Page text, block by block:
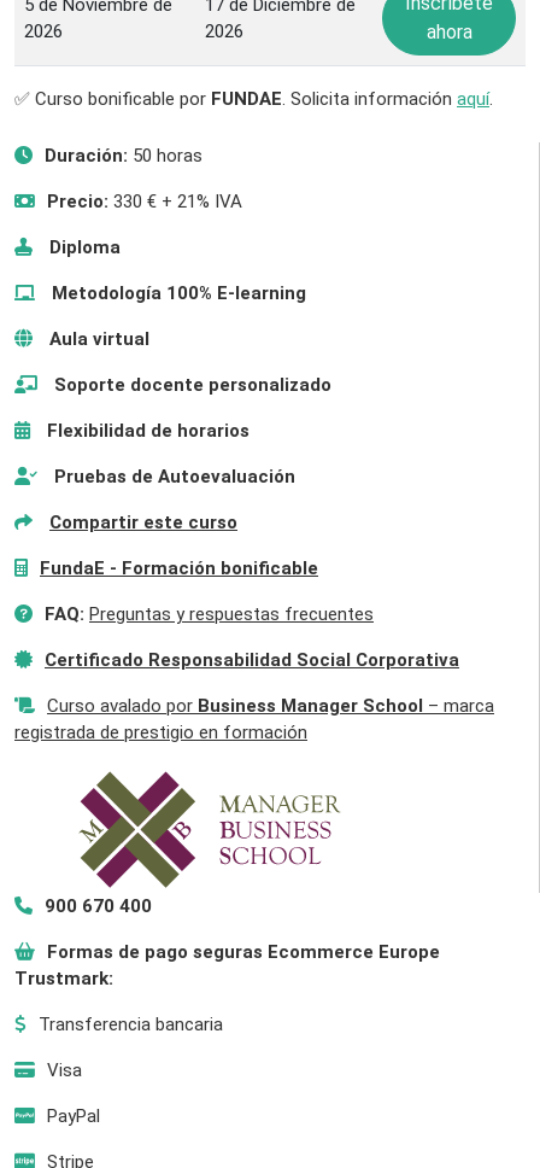
5 de Noviembre de
2026
17 de Diciembre de
2026
ahora
✅ Curso bonificable por FUNDAE. Solicita información aquí.
Duración: 50 horas
Precio: 330 € + 21% IVA
Diploma
Metodología 100% E-learning
Aula virtual
Soporte docente personalizado
Flexibilidad de horarios
Pruebas de Autoevaluación
Compartir este curso
FundaE - Formación bonificable
FAQ: Preguntas y respuestas frecuentes
Certificado Responsabilidad Social Corporativa
Curso avalado por Business Manager School – marca
registrada de prestigio en formación
900 670 400
Formas de pago seguras Ecommerce Europe
Trustmark:
Transferencia bancaria
Visa
PayPal
Stripe